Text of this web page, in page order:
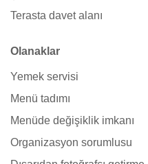
Terasta davet alanı
Olanaklar
Yemek servisi
Menü tadımı
Menüde değişiklik imkanı
Organizasyon sorumlusu